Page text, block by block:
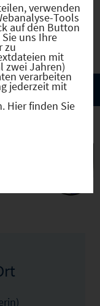
verwenden
Tools
auf den Button
uns Ihre
zu
mit
zwei Jahren)
verarbeiten
jederzeit mit
Hier finden Sie